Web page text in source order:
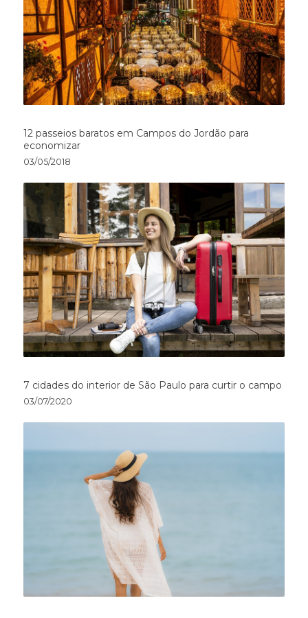
12 passeios baratos em Campos do Jordão para
economizar
03/05/2018
7 cidades do interior de São Paulo para curtir o campo
03/07/2020